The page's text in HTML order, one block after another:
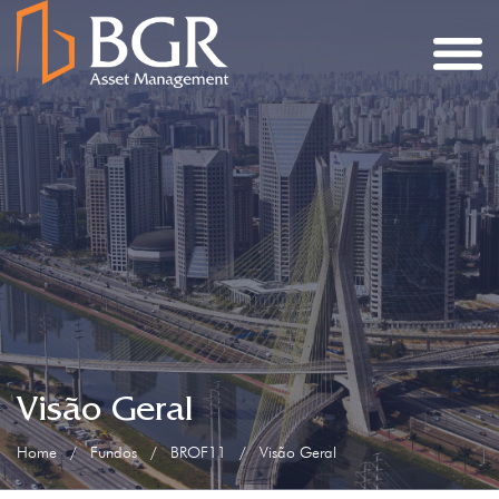
Visão Geral
Home / Fundos / BROF11 / Visão Geral